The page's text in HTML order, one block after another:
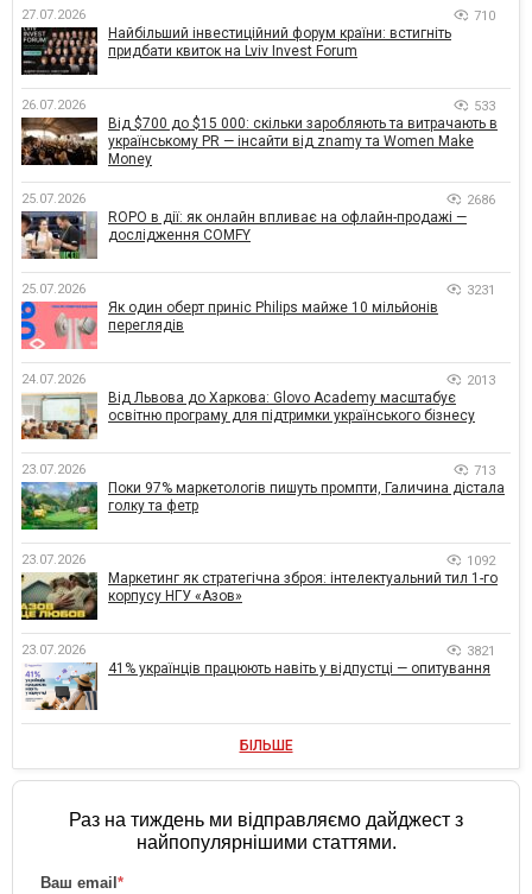
27.07.2026 710
Найбільший інвестиційний форум країни: встигніть
придбати квиток на Lviv Invest Forum
26.07.2026 533
Від $700 до $15 000: скільки заробляють та витрачають в
українському PR — інсайти від znamy та Women Make
Money
25.07.2026 2686
ROPO в дії: як онлайн впливає на офлайн-продажі —
дослідження COMFY
25.07.2026 3231
Як один оберт приніс Philips майже 10 мільйонів
переглядів
24.07.2026 2013
Від Львова до Харкова: Glovo Academy масштабує
освітню програму для підтримки українського бізнесу
23.07.2026 713
Поки 97% маркетологів пишуть промпти, Галичина дістала
голку та фетр
23.07.2026 1092
Маркетинг як стратегічна зброя: інтелектуальний тил 1-го
корпусу НГУ «Азов»
23.07.2026 3821
41% українців працюють навіть у відпустці — опитування
БІЛЬШЕ
Раз на тиждень ми відправляємо дайджест з
найпопулярнішими статтями.
Ваш email *